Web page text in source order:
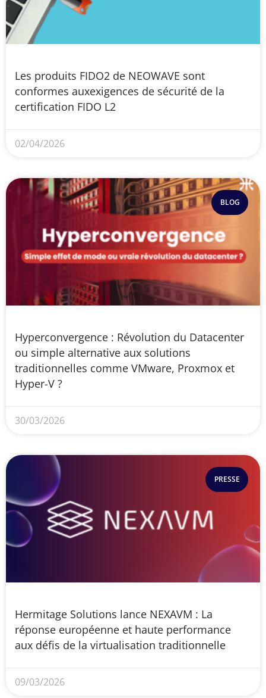
Les produits FIDO2 de NEOWAVE sont
conformes auxexigences de sécurité de la
certification FIDO L2
02/04/2026
BLOG
Hyperconvergence : Révolution du Datacenter
ou simple alternative aux solutions
traditionnelles comme VMware, Proxmox et
Hyper-V ?
30/03/2026
PRESSE
Hermitage Solutions lance NEXAVM : La
réponse européenne et haute performance
aux défis de la virtualisation traditionnelle
09/03/2026